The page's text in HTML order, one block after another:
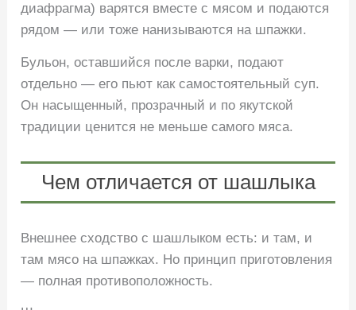
диафрагма) варятся вместе с мясом и подаются
рядом — или тоже нанизываются на шпажки.
Бульон, оставшийся после варки, подают
отдельно — его пьют как самостоятельный суп.
Он насыщенный, прозрачный и по якутской
традиции ценится не меньше самого мяса.
Чем отличается от шашлыка
Внешнее сходство с шашлыком есть: и там, и
там мясо на шпажках. Но принцип приготовления
— полная противоположность.